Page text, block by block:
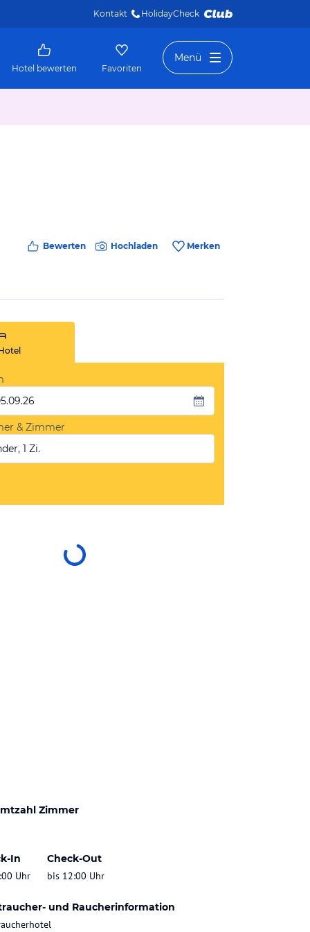
Kontakt HolidayCheck
Hotel bewerten Favoriten
Menü
Bewerten Hochladen Merken
& Zimmer
1 Zi.
Zimmer
In
Uhr
Check-Out
bis 12:00 Uhr
und Raucherinformation